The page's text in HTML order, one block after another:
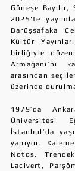
Güneşe Bayılır,
2025'te
Darüşşafaka
Kültür
birliğiyle
Armağanı’nı
arasından
üzerinde
1979’da
Üniversitesi
İstanbul’da
yapıyor.
Notos,
Lacivert,